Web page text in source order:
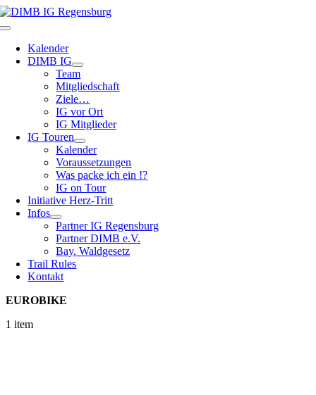
Zum
Inhalt
Toggle
NavigationKalender
DIMB IG
Team
Mitgliedschaft
Ziele…
IG vor Ort
IG Mitglieder
IG Touren
Kalender
Voraussetzungen
Was packe ich ein !?
IG on Tour
Initiative Herz-Tritt
Infos
Partner IG Regensburg
Partner DIMB e.V.
Bay. Waldgesetz
Trail Rules
Kontakt
EUROBIKE
1 item